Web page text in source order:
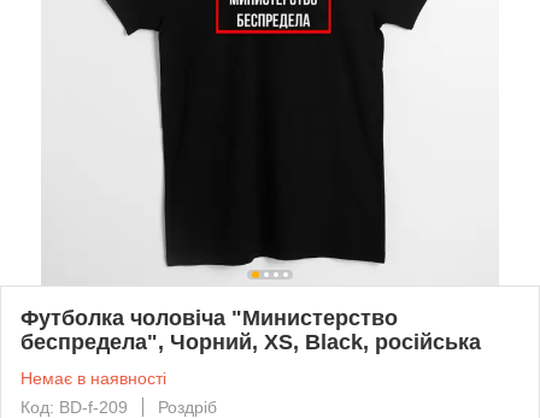
Футболка чоловіча "Министерство
беспредела", Чорний, XS, Black, російська
Немає в наявності
Код: BD-f-209
Роздріб